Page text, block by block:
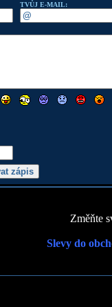
TVŮJ E-MAIL:
Změňte
Slevy do